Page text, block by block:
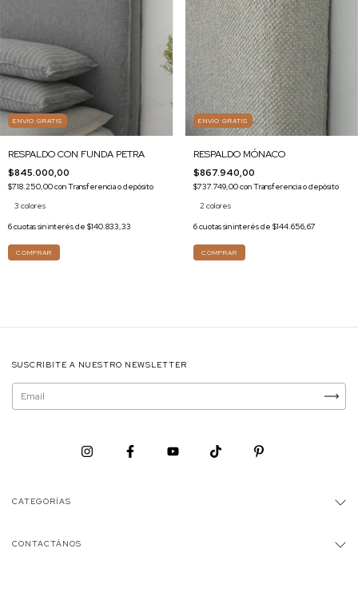
ENVÍO GRATIS
RESPALDO CON FUNDA PETRA
$845.000,00
$718.250,00conTransferencia o depósito
3 colores
6cuotas sin interés de $140.833,33
COMPRAR
ENVÍO GRATIS
RESPALDO MÓNACO
$867.940,00
$737.749,00conTransferencia o depósito
2 colores
6cuotas sin interés de $144.656,67
COMPRAR
SUSCRIBITE A NUESTRO NEWSLETTER
CATEGORÍAS
CONTACTÁNOS